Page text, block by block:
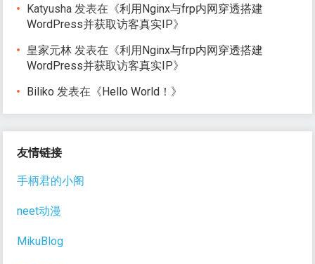
Katyusha 发表在《利用Nginx与frp内网穿透搭建
WordPress并获取访客真实IP》
皇家元林 发表在《利用Nginx与frp内网穿透搭建
WordPress并获取访客真实IP》
Biliko 发表在《 Hello World！ 》
友情链接
手柄君的小阁
neet动漫
MikuBlog